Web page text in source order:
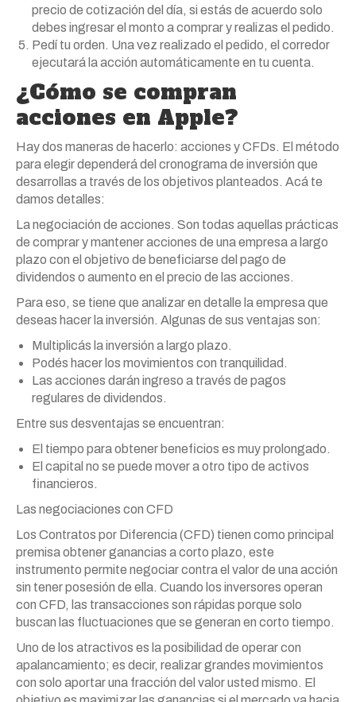
precio de cotización del día, si estás de acuerdo solo
debes ingresar el monto a comprar y realizas el pedido.
Pedí tu orden. Una vez realizado el pedido, el corredor
ejecutará la acción automáticamente en tu cuenta.
¿Cómo se compran
acciones en Apple?
Hay dos maneras de hacerlo: acciones y CFDs. El método
para elegir dependerá del cronograma de inversión que
desarrollas a través de los objetivos planteados. Acá te
damos detalles:
La negociación de acciones. Son todas aquellas prácticas
de comprar y mantener acciones de una empresa a largo
plazo con el objetivo de beneficiarse del pago de
dividendos o aumento en el precio de las acciones.
Para eso, se tiene que analizar en detalle la empresa que
deseas hacer la inversión. Algunas de sus ventajas son:
Multiplicás la inversión a largo plazo.
Podés hacer los movimientos con tranquilidad.
Las acciones darán ingreso a través de pagos
regulares de dividendos.
Entre sus desventajas se encuentran:
El tiempo para obtener beneficios es muy prolongado.
El capital no se puede mover a otro tipo de activos
financieros.
Las negociaciones con CFD
Los Contratos por Diferencia (CFD) tienen como principal
premisa obtener ganancias a corto plazo, este
instrumento permite negociar contra el valor de una acción
sin tener posesión de ella. Cuando los inversores operan
con CFD, las transacciones son rápidas porque solo
buscan las fluctuaciones que se generan en corto tiempo.
Uno de los atractivos es la posibilidad de operar con
apalancamiento; es decir, realizar grandes movimientos
con solo aportar una fracción del valor usted mismo. El